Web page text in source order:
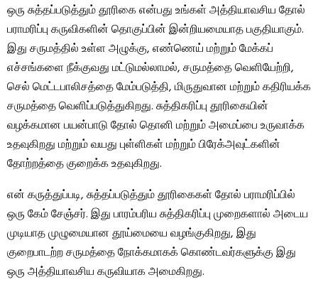
ஒரு சுத்தப்படுத்தும் தூரிகை என்பது உங்கள் அத்தியாவசிய தோல்
பராமரிப்பு கருவிகளின் தொகுப்பின் இன்றியமையாத பகுதியாகும்.
இது சருமத்தில் உள்ள அழுக்கு, எண்ணெய் மற்றும் மேக்கப்
எச்சங்களை நீக்குவது மட்டுமல்லாமல், சருமத்தை வெளியேற்றி,
செல் மெட்டபாலிசத்தை மேம்படுத்தி, மிருதுவான மற்றும் கதிரியக்க
சருமத்தை வெளிப்படுத்துகிறது. சுத்திகரிப்பு தூரிகையின்
வழக்கமான பயன்பாடு தோல் தொனி மற்றும் அமைப்பை உருவாக்க
உதவுகிறது மற்றும் வயது புள்ளிகள் மற்றும் பிரேக்அவுட்களின்
தோற்றத்தை குறைக்க உதவுகிறது.
என் கருத்துப்படி, சுத்தப்படுத்தும் தூரிகைகள் தோல் பராமரிப்பில்
ஒரு கேம் சேஞ்சர். இது பாரம்பரிய சுத்திகரிப்பு முறைகளால் அடைய
முடியாத முழுமையான தூய்மையை வழங்குகிறது, இது
குறைபாடற்ற சருமத்தை நோக்கமாகக் கொண்டவர்களுக்கு இது
ஒரு அத்தியாவசிய கருவியாக அமைகிறது.